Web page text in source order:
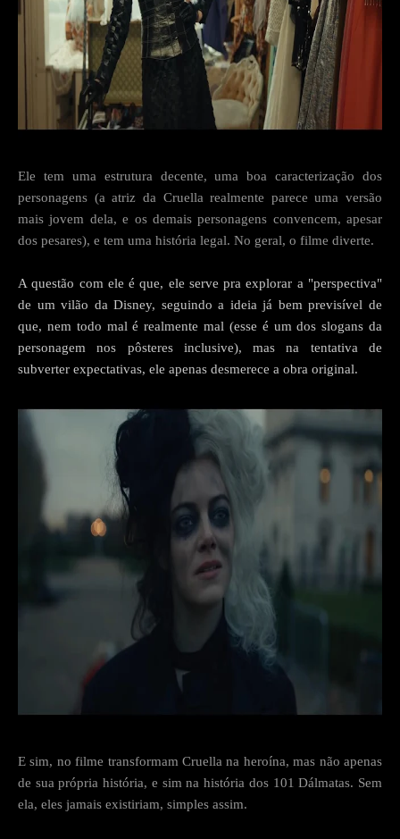
Ele tem uma estrutura decente, uma boa caracterização dos
personagens (a atriz da Cruella realmente parece uma versão
mais jovem dela, e os demais personagens convencem, apesar
dos pesares), e tem uma história legal. No geral, o filme diverte.
A questão com ele é que, ele serve pra explorar a "perspectiva"
de um vilão da Disney, seguindo a ideia já bem previsível de
que, nem todo mal é realmente mal (esse é um dos slogans da
personagem nos pôsteres inclusive), mas na tentativa de
subverter expectativas, ele apenas desmerece a obra original.
E sim, no filme transformam Cruella na heroína, mas não apenas
de sua própria história, e sim na história dos 101 Dálmatas. Sem
ela, eles jamais existiriam, simples assim.